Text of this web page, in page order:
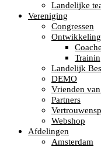
Landelijke
Vereniging
Congressen
Ontwikkeling
Landelijk
DEMO
Vrienden
Partners
Webshop
Afdelingen
Amsterdam